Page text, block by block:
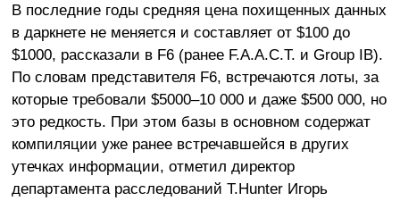
В последние годы средняя цена похищенных данных
в даркнете не меняется и составляет от $100 до
$1000, рассказали в F6 (ранее F.A.A.C.T. и Group IB).
По словам представителя F6, встречаются лоты, за
которые требовали $5000–10 000 и даже $500 000, но
это редкость. При этом базы в основном содержат
компиляции уже ранее встречавшейся в других
утечках информации, отметил директор
департамента расследований T.Hunter Игорь